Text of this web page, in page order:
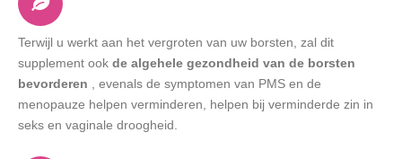
Terwijl u werkt aan het vergroten van uw borsten, zal dit
supplement ook de algehele gezondheid van de borsten
bevorderen , evenals de symptomen van PMS en de
menopauze helpen verminderen, helpen bij verminderde zin in
seks en vaginale droogheid.